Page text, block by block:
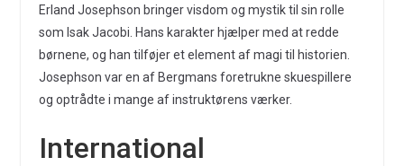
Erland Josephson bringer visdom og mystik til sin rolle
som Isak Jacobi. Hans karakter hjælper med at redde
børnene, og han tilføjer et element af magi til historien.
Josephson var en af Bergmans foretrukne skuespillere
og optrådte i mange af instruktørens værker.
International